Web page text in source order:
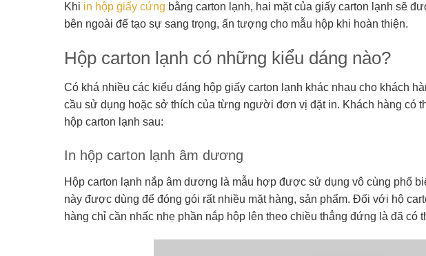
Khi in hộp giấy cứng bằng carton lạnh, hai mặt của giấy carton lạnh sẽ
bên ngoài để tạo sự sang trọng, ấn tượng cho mẫu hộp khi hoàn thiện.
Hộp carton lạnh có những kiểu dáng nào?
Có khá nhiều các kiểu dáng hộp giấy carton lạnh khác nhau cho khách
cầu sử dụng hoặc sở thích của từng người đơn vị đặt in. Khách hàng có
hộp carton lạnh sau:
In hộp carton lạnh âm dương
Hộp carton lạnh nắp âm dương là mẫu hợp được sử dụng vô cùng phổ
này được dùng để đóng gói rất nhiều mặt hàng, sản phẩm. Đối với hộ
hàng chỉ cần nhấc nhẹ phần nắp hộp lên theo chiều thẳng đứng là đã có